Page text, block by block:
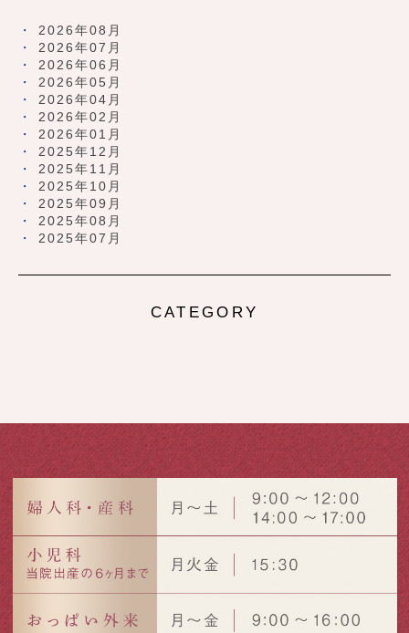
2026年08月
2026年07月
2026年06月
2026年05月
2026年04月
2026年02月
2026年01月
2025年12月
2025年11月
2025年10月
2025年09月
2025年08月
2025年07月
CATEGORY